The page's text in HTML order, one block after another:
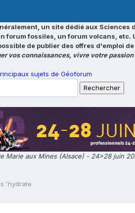
un site dédié aux
fossiles, un forum volcans, etc.
de publier des offres d'emploi
vos connaissances, vivre votre passion
sujets de Géoforum
Marie aux Mines (Alsace) - 24>28 juin
'hydrate